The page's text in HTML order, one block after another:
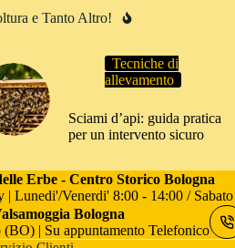
e Tanto Altro!
Tecniche di
allevamento
Sciami d’api: guida pratica
per un intervento sicuro
Erbe - Centro Storico Bologna
Lunedi'/Venerdi' 8:00 - 14:00 /
Bologna
| Su appuntamento Telefonico